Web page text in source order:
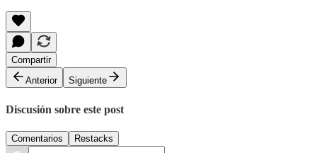
Compartir
Anterior
Siguiente
Discusión sobre este post
Comentarios Restacks